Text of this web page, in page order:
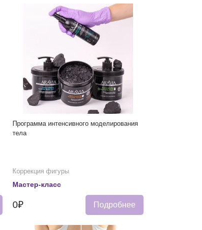
Программа интенсивного моделирования
тела
Коррекция фигуры
Мастер-класс
0₽ Подробнее